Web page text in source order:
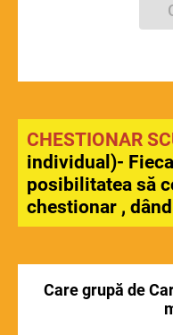
CHESTIONAR
individual)-
posibilitatea să
chestionar ,
Care grupă de